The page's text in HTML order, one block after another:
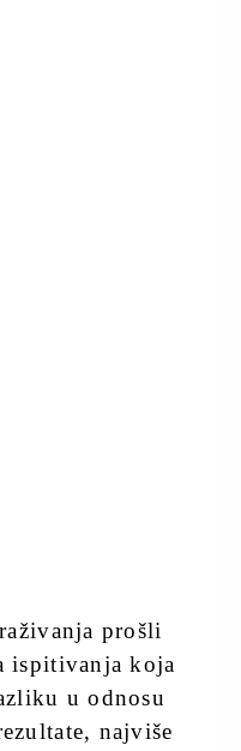
prošli
ispitivanja koja
u odnosu
najviše